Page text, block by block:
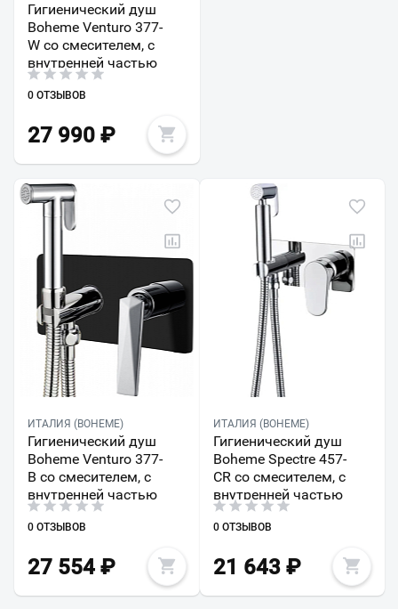
Гигиенический душ
Boheme Venturo 377-
W со смесителем, с
внутренней частью
0 ОТЗЫВОВ
27 990 ₽
ИТАЛИЯ (BOHEME)
Гигиенический душ
Boheme Venturo 377-
B со смесителем, с
внутренней частью
0 ОТЗЫВОВ
27 554 ₽
ИТАЛИЯ (BOHEME)
Гигиенический душ
Boheme Spectre 457-
CR со смесителем, с
внутренней частью
0 ОТЗЫВОВ
21 643₽